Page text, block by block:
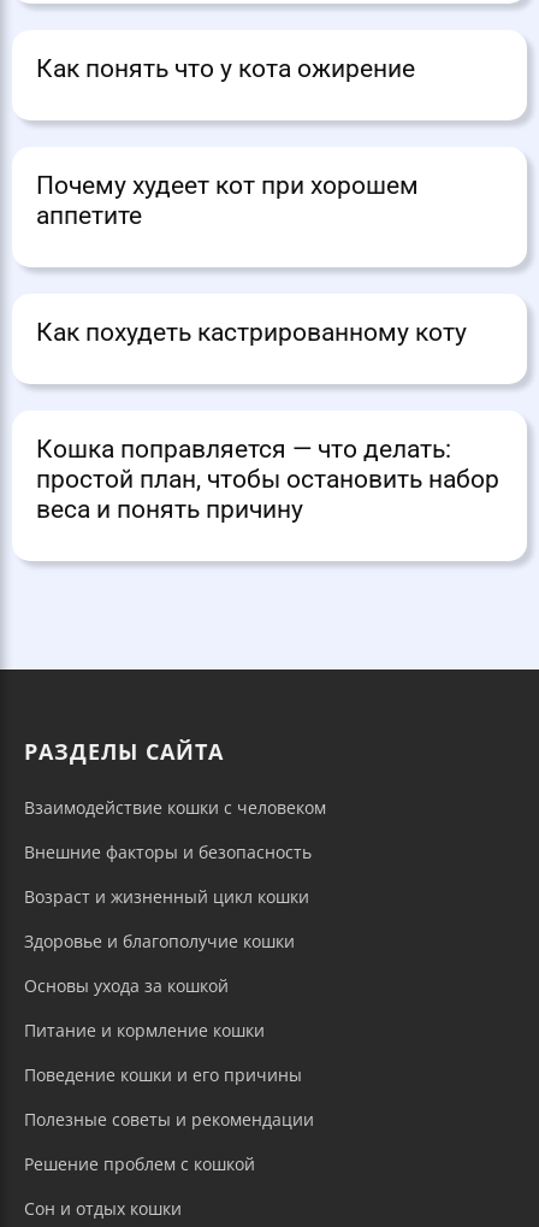
Как понять что у кота ожирение
Почему худеет кот при хорошем
аппетите
Как похудеть кастрированному коту
Кошка поправляется — что делать:
простой план, чтобы остановить набор
веса и понять причину
РАЗДЕЛЫ САЙТА
Взаимодействие кошки с человеком
Внешние факторы и безопасность
Возраст и жизненный цикл кошки
Здоровье и благополучие кошки
Основы ухода за кошкой
Питание и кормление кошки
Поведение кошки и его причины
Полезные советы и рекомендации
Решение проблем с кошкой
Сон и отдых кошки